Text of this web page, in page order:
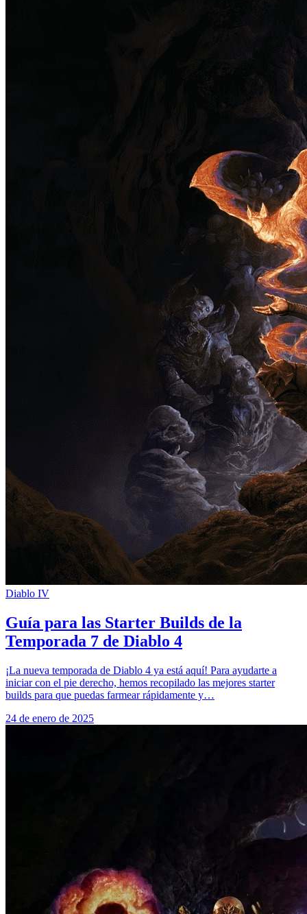
Diablo IV
Guía para las Starter Builds de la
Temporada 7 de Diablo 4
¡La nueva temporada de Diablo 4 ya está aquí! Para ayudarte a
iniciar con el pie derecho, hemos recopilado las mejores starter
builds para que puedas farmear rápidamente y…
24 de enero de 2025